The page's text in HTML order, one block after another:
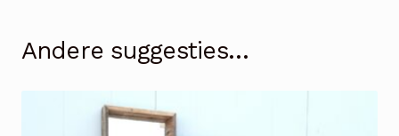
Andere suggesties…